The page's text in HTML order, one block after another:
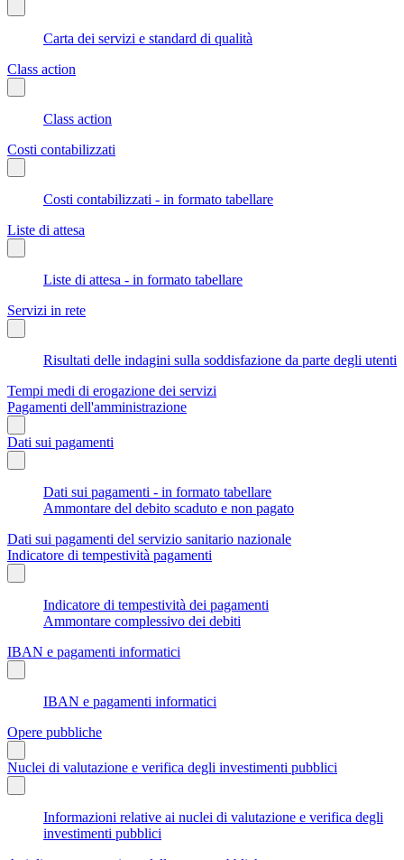
Carta dei servizi e standard di qualità
Class action
Class action
Costi contabilizzati
Costi contabilizzati - in formato tabellare
Liste di attesa
Liste di attesa - in formato tabellare
Servizi in rete
Risultati delle indagini sulla soddisfazione da parte degli utenti
Tempi medi di erogazione dei servizi
Pagamenti dell'amministrazione
Dati sui pagamenti
Dati sui pagamenti - in formato tabellare
Ammontare del debito scaduto e non pagato
Dati sui pagamenti del servizio sanitario nazionale
Indicatore di tempestività pagamenti
Indicatore di tempestività dei pagamenti
Ammontare complessivo dei debiti
IBAN e pagamenti informatici
IBAN e pagamenti informatici
Opere pubbliche
Nuclei di valutazione e verifica degli investimenti pubblici
Informazioni relative ai nuclei di valutazione e verifica degli
investimenti pubblici